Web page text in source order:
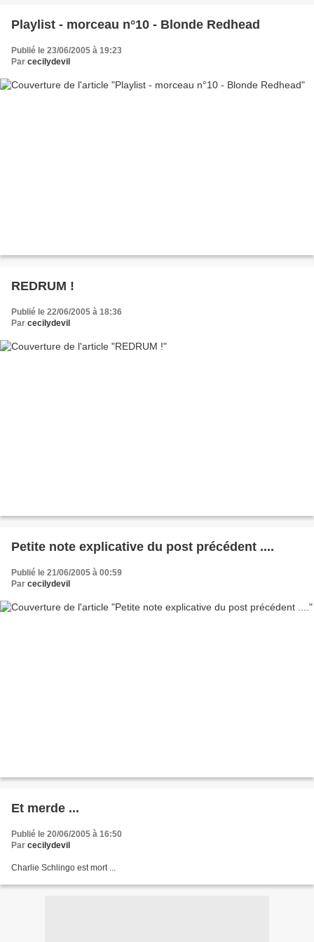
Playlist - morceau n°10 - Blonde Redhead
Publié le 23/06/2005 à 19:23
Par cecilydevil
REDRUM !
Publié le 22/06/2005 à 18:36
Par cecilydevil
Petite note explicative du post précédent ....
Publié le 21/06/2005 à 00:59
Par cecilydevil
Et merde ...
Publié le 20/06/2005 à 16:50
Par cecilydevil
Charlie Schlingo est mort ...